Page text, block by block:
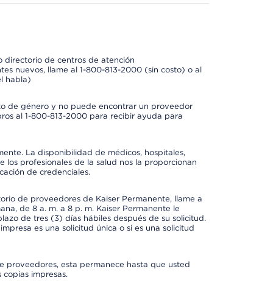
directorio de centros de atención
nuevos, llame al 1-800-813-2000 (sin costo) o al
habla)
de género y no puede encontrar un proveedor
al 1-800-813-2000 para recibir ayuda para
La disponibilidad de médicos, hospitales,
profesionales de la salud nos la proporcionan
de credenciales.
de proveedores de Kaiser Permanente, llame a
de 8 a. m. a 8 p. m. Kaiser Permanente le
de tres (3) días hábiles después de su solicitud.
es una solicitud única o si es una solicitud
proveedores, esta permanece hasta que usted
impresas.